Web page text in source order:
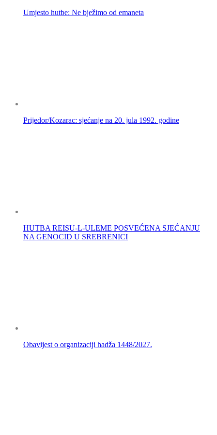
Umjesto hutbe: Ne bježimo od emaneta
Prijedor/Kozarac: sjećanje na 20. jula 1992. godine
HUTBA REISU-L-ULEME POSVEĆENA SJEĆANJU
NA GENOCID U SREBRENICI
Obavijest o organizaciji hadža 1448/2027.